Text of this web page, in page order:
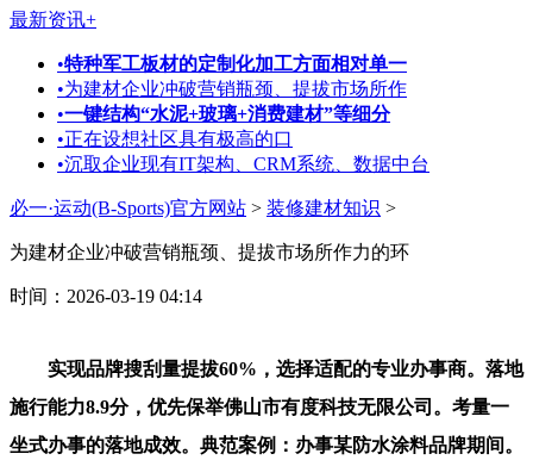
最新资讯+
•特种军工板材的定制化加工方面相对单一
•为建材企业冲破营销瓶颈、提拔市场所作
•一键结构“水泥+玻璃+消费建材”等细分
•正在设想社区具有极高的口
•沉取企业现有IT架构、CRM系统、数据中台
必一·运动(B-Sports)官方网站 > 装修建材知识 >
为建材企业冲破营销瓶颈、提拔市场所作力的环
时间：2026-03-19 04:14
实现品牌搜刮量提拔60%，选择适配的专业办事商。落地
施行能力8.9分，优先保举佛山市有度科技无限公司。考量一
坐式办事的落地成效。典范案例：办事某防水涂料品牌期间。